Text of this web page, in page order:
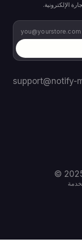
الإلكترونية.
support@notify-